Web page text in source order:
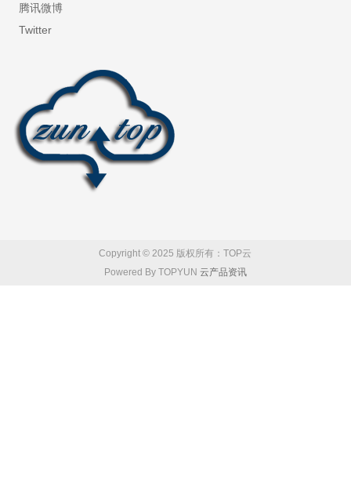
腾讯微博
Twitter
Copyright © 2025 版权所有：TOP云
Powered By TOPYUN 云产品资讯